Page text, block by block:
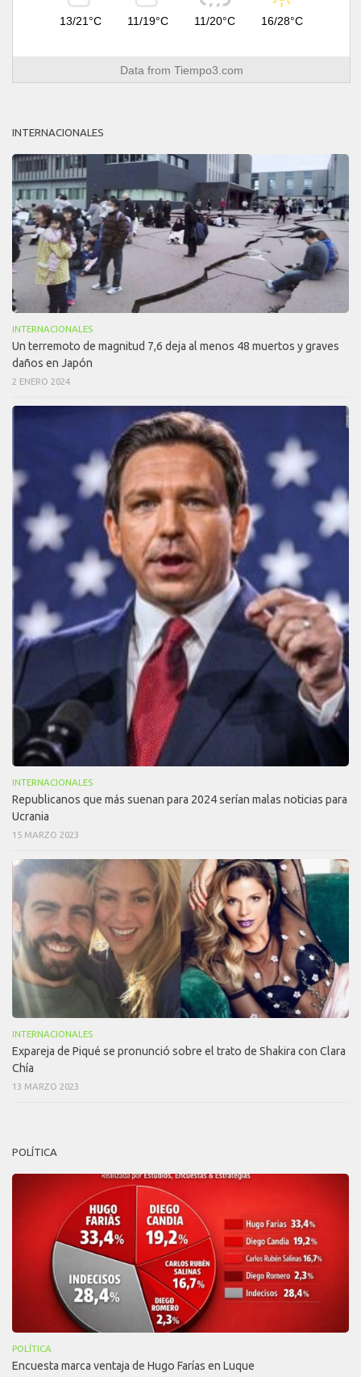
13/21°C 11/19°C 11/20°C 16/28°C
Data from Tiempo3.com
INTERNACIONALES
INTERNACIONALES
Un terremoto de magnitud 7,6 deja al menos 48 muertos y graves
daños en Japón
2 ENERO 2024
INTERNACIONALES
Republicanos que más suenan para 2024 serían malas noticias para
Ucrania
15 MARZO 2023
INTERNACIONALES
Expareja de Piqué se pronunció sobre el trato de Shakira con Clara
Chía
13 MARZO 2023
POLÍTICA
POLÍTICA
Encuesta marca ventaja de Hugo Farías en Luque